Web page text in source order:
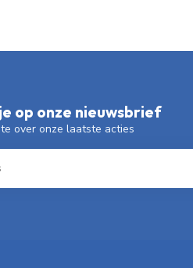
op onze nieuwsbrief
over onze laatste acties